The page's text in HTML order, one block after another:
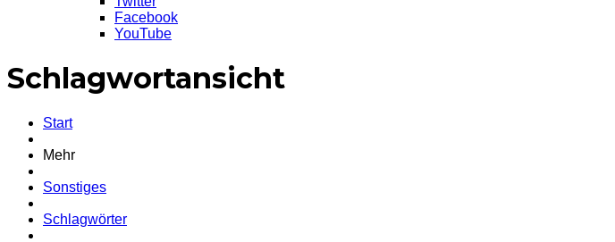
Facebook
YouTube
Schlagwortansicht
Start
Mehr
Sonstiges
Schlagwörter